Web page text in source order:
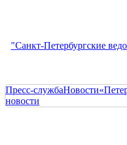
"Санкт-Петербургские
Пресс-службаНовости
новости